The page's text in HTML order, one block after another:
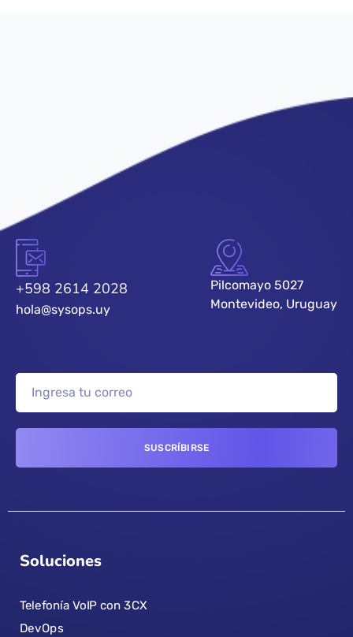
+598 2614 2028
hola@sysops.uy
Pilcomayo 5027
Montevideo, Uruguay
Soluciones
Telefonía VoIP con 3CX
DevOps